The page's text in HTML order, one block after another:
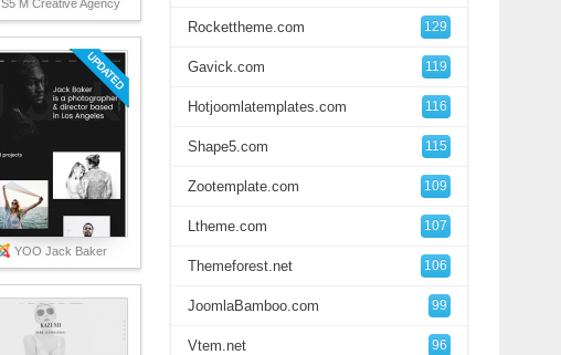
S5 M Creative Agency
YOO Jack Baker
Rockettheme.com 129
Gavick.com 119
Hotjoomlatemplates.com 116
Shape5.com 115
Zootemplate.com 109
Ltheme.com 107
Themeforest.net 106
JoomlaBamboo.com 99
Vtem.net 96